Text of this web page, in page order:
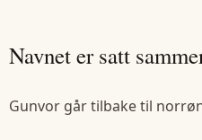
Navnet er satt
Gunvor går tilbake til